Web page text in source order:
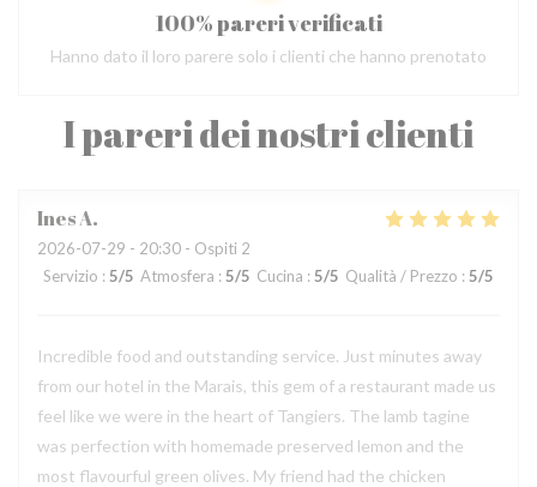
I pareri dei nostri clienti
InesA
2026-07-29 - 20:30 - Ospiti 2
Servizio : 5/5 Atmosfera : 5/5 Cucina : 5/5 Qualità / Prezzo : 5/5
Incredible food and outstanding service. Just minutes away
from our hotel in the Marais, this gem of a restaurant made us
feel like we were in the heart of Tangiers. The lamb tagine
was perfection with homemade preserved lemon and the
most flavourful green olives. My friend had the chicken
100% pareri verificati
Hanno dato il loro parere solo i clienti che hanno prenotato